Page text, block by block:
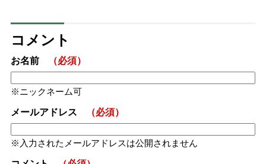
コメント
お名前 （必須）
ニックネーム可
メールアドレス （必須）
入力されたメールアドレスは公開されません